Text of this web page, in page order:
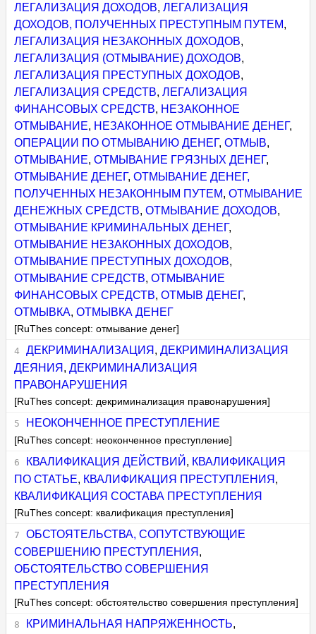
ЛЕГАЛИЗАЦИЯ ДОХОДОВ,ЛЕГАЛИЗАЦИЯ
ДОХОДОВ, ПОЛУЧЕННЫХ ПРЕСТУПНЫМ ПУТЕМ,
ЛЕГАЛИЗАЦИЯ НЕЗАКОННЫХ ДОХОДОВ,
ЛЕГАЛИЗАЦИЯ (ОТМЫВАНИЕ) ДОХОДОВ,
ЛЕГАЛИЗАЦИЯ ПРЕСТУПНЫХ ДОХОДОВ,
ЛЕГАЛИЗАЦИЯ СРЕДСТВ,ЛЕГАЛИЗАЦИЯ
ФИНАНСОВЫХ СРЕДСТВ, НЕЗАКОННОЕ
ОТМЫВАНИЕ, НЕЗАКОННОЕ ОТМЫВАНИЕ ДЕНЕГ,
ОПЕРАЦИИ ПО ОТМЫВАНИЮ ДЕНЕГ,ОТМЫВ,
ОТМЫВАНИЕ,ОТМЫВАНИЕ ГРЯЗНЫХ ДЕНЕГ,
ОТМЫВАНИЕ ДЕНЕГ,ОТМЫВАНИЕ ДЕНЕГ,
ПОЛУЧЕННЫХ НЕЗАКОННЫМ ПУТЕМ,ОТМЫВАНИЕ
ДЕНЕЖНЫХ СРЕДСТВ,ОТМЫВАНИЕ ДОХОДОВ,
ОТМЫВАНИЕ КРИМИНАЛЬНЫХ ДЕНЕГ,
ОТМЫВАНИЕ НЕЗАКОННЫХ ДОХОДОВ,
ОТМЫВАНИЕ ПРЕСТУПНЫХ ДОХОДОВ,
ОТМЫВАНИЕ СРЕДСТВ,ОТМЫВАНИЕ
ФИНАНСОВЫХ СРЕДСТВ,ОТМЫВ ДЕНЕГ,
ОТМЫВКА,ОТМЫВКА ДЕНЕГ
[RuThes concept: отмывание денег]
ДЕКРИМИНАЛИЗАЦИЯ , ДЕКРИМИНАЛИЗАЦИЯ
ДЕЯНИЯ ,ДЕКРИМИНАЛИЗАЦИЯ
ПРАВОНАРУШЕНИЯ
[RuThes concept: декриминализация правонарушения]
НЕОКОНЧЕННОЕ ПРЕСТУПЛЕНИЕ
[RuThes concept: неоконченное преступление]
КВАЛИФИКАЦИЯ ДЕЙСТВИЙ , КВАЛИФИКАЦИЯ
ПО СТАТЬЕ, КВАЛИФИКАЦИЯ ПРЕСТУПЛЕНИЯ ,
КВАЛИФИКАЦИЯ СОСТАВА ПРЕСТУПЛЕНИЯ
[RuThes concept: квалификация преступления]
ОБСТОЯТЕЛЬСТВА, СОПУТСТВУЮЩИЕ
СОВЕРШЕНИЮ ПРЕСТУПЛЕНИЯ ,
ОБСТОЯТЕЛЬСТВО СОВЕРШЕНИЯ
ПРЕСТУПЛЕНИЯ
[RuThes concept: обстоятельство совершения преступления]
КРИМИНАЛЬНАЯ НАПРЯЖЕННОСТЬ,